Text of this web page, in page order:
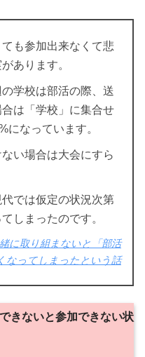
も参加出来なくて悲
あります。
学校は部活の際、送
は「学校」に集合せ
になっています。
い場合は大会にすら
では仮定の状況次第
しまったのです。
に取り組まないと「部活
なってしまったという話
きないと参加できない状